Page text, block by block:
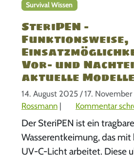
Survival Wissen
SteriPEN –
Funktionsweise,
Vor- und
aktuelle Modelle
14. August 2025 / 17.
Rossmann | Kommentar
Der SteriPEN ist ein
Wasserentkeimung, das
UV-C-Licht arbeitet. Diese